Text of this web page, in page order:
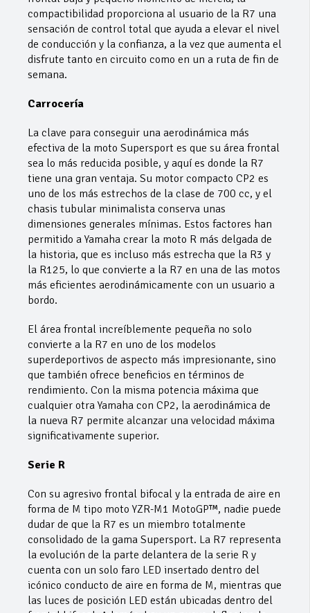
compactibilidad proporciona al usuario de la R7 una
sensación de control total que ayuda a elevar el nivel
de conducción y la confianza, a la vez que aumenta el
disfrute tanto en circuito como en un a ruta de fin de
semana.
Carrocería
La clave para conseguir una aerodinámica más
efectiva de la moto Supersport es que su área frontal
sea lo más reducida posible, y aquí es donde la R7
tiene una gran ventaja. Su motor compacto CP2 es
uno de los más estrechos de la clase de 700 cc, y el
chasis tubular minimalista conserva unas
dimensiones generales mínimas. Estos factores han
permitido a Yamaha crear la moto R más delgada de
la historia, que es incluso más estrecha que la R3 y
la R125, lo que convierte a la R7 en una de las motos
más eficientes aerodinámicamente con un usuario a
bordo.
El área frontal increíblemente pequeña no solo
convierte a la R7 en uno de los modelos
superdeportivos de aspecto más impresionante, sino
que también ofrece beneficios en términos de
rendimiento. Con la misma potencia máxima que
cualquier otra Yamaha con CP2, la aerodinámica de
la nueva R7 permite alcanzar una velocidad máxima
significativamente superior.
Serie R
Con su agresivo frontal bifocal y la entrada de aire en
forma de M tipo moto YZR-M1 MotoGP™, nadie puede
dudar de que la R7 es un miembro totalmente
consolidado de la gama Supersport. La R7 representa
la evolución de la parte delantera de la serie R y
cuenta con un solo faro LED insertado dentro del
icónico conducto de aire en forma de M, mientras que
las luces de posición LED están ubicadas dentro del